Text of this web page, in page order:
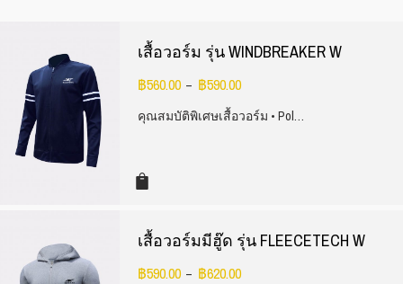
เสื้อวอร์ม รุ่น WINDBREAKER W
฿560.00 – ฿590.00
คุณสมบัติพิเศษเสื้อวอร์ม • Pol…
เสื้อวอร์มมีฮู๊ด รุ่น FLEECETECH W
฿590.00 – ฿620.00